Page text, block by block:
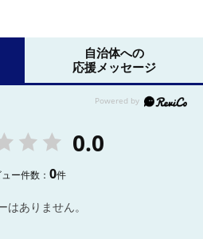
自治体への
応援メッセージ
0.0
ー件数：0件
はありません。